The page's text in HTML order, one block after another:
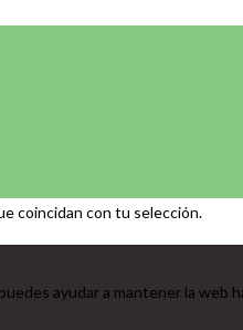
coincidan con tu selección.
ayudar a mantener la web